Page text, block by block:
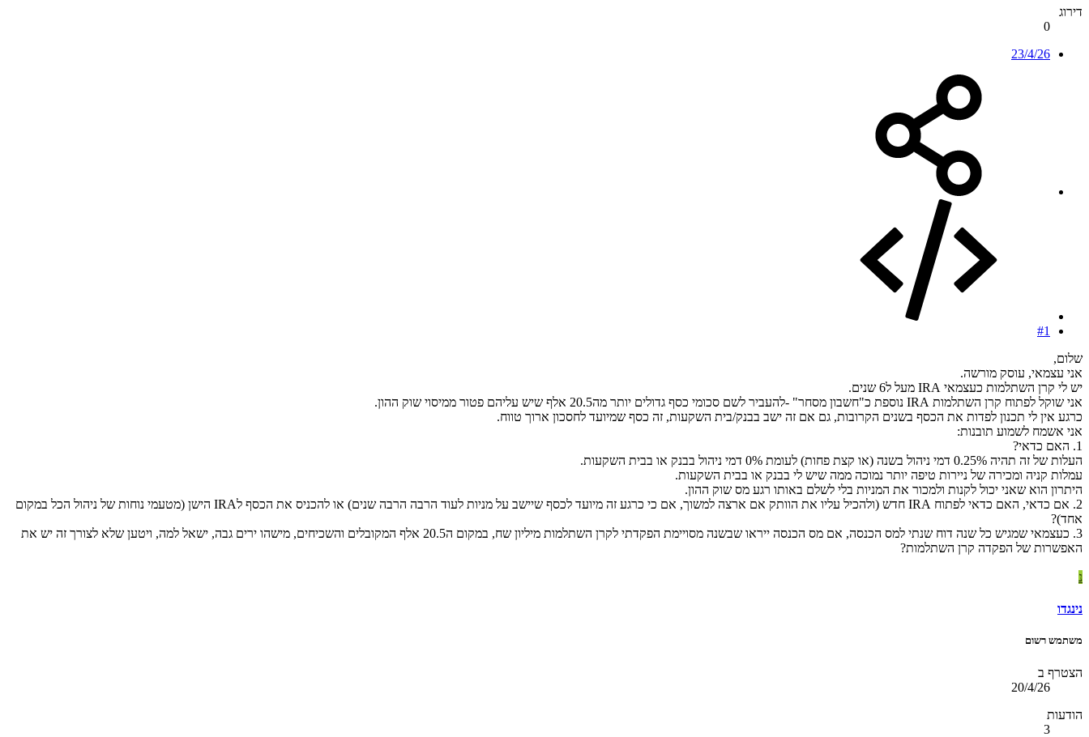
דירוג
0
23/4/26
#1
שלום,
אני עצמאי, עוסק מורשה.
יש לי קרן השתלמות כעצמאי IRA מעל ל6 שנים.
אני שוקל לפתוח קרן השתלמות IRA נוספת כ"חשבון מסחר" -להעביר לשם סכומי כסף גדולים יותר מה20.5 אלף שיש עליהם פטור ממיסוי שוק ההון.
כרגע אין לי תכנון לפדות את הכסף בשנים הקרובות, גם אם זה ישב בבנק/בית השקעות, זה כסף שמיועד לחסכון ארוך טווח.
אני אשמח לשמוע תובנות:
1. האם כדאי?
העלות של זה תהיה 0.25% דמי ניהול בשנה (או קצת פחות) לעומת 0% דמי ניהול בבנק או בבית השקעות.
עמלות קניה ומכירה של ניירות טיפה יותר נמוכה ממה שיש לי בבנק או בבית השקעות.
היתרון הוא שאני יכול לקנות ולמכור את המניות בלי לשלם באותו רגע מס שוק ההון.
2. אם כדאי, האם כדאי לפתוח IRA חדש (ולהכיל עליו את הוותק אם ארצה למשוך, אם כי כרגע זה מיועד לכסף שיישב על מניות לעוד הרבה הרבה שנים) או להכניס את הכסף לIRA הישן (מטעמי נוחות של ניהול הכל במקום
אחד)?
3. כעצמאי שמגיש כל שנה דוח שנתי למס הכנסה, אם מס הכנסה ייראו שבשנה מסויימת הפקדתי לקרן השתלמות מיליון שח, במקום ה20.5 אלף המקובלים והשכיחים, מישהו ירים גבה, ישאל למה, ויטען שלא לצורך זה יש את
האפשרות של הפקדה קרן השתלמות?
נ
נינגדו
משתמש רשום
הצטרף ב
20/4/26
הודעות
3